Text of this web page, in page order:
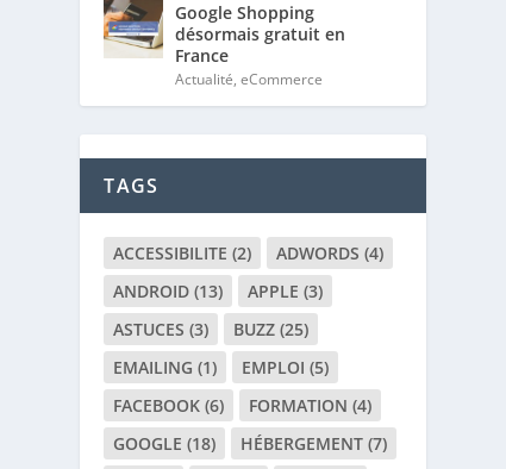
Google Shopping
désormais gratuit en
France
Actualité,eCommerce
TAGS
ACCESSIBILITE (2) ADWORDS (4)
ANDROID (13) APPLE (3)
ASTUCES (3) BUZZ (25)
EMAILING (1) EMPLOI (5)
FACEBOOK (6) FORMATION (4)
GOOGLE (18) HÉBERGEMENT (7)